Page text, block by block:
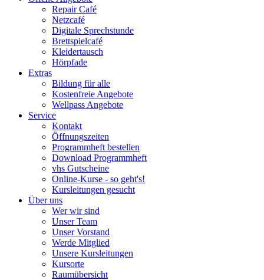
Repair Café
Netzcafé
Digitale Sprechstunde
Brettspielcafé
Kleidertausch
Hörpfade
Extras
Bildung für alle
Kostenfreie Angebote
Wellpass Angebote
Service
Kontakt
Öffnungszeiten
Programmheft bestellen
Download Programmheft
vhs Gutscheine
Online-Kurse - so geht's!
Kursleitungen gesucht
Über uns
Wer wir sind
Unser Team
Unser Vorstand
Werde Mitglied
Unsere Kursleitungen
Kursorte
Raumübersicht